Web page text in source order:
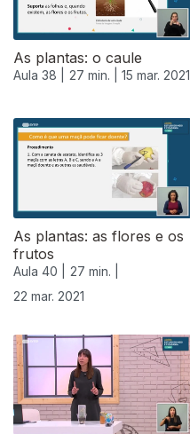
As plantas: o caule
Aula 38 | 27 min. | 15 mar. 2021
As plantas: as flores e os
frutos
Aula 40 |
27 min. |
22 mar. 2021